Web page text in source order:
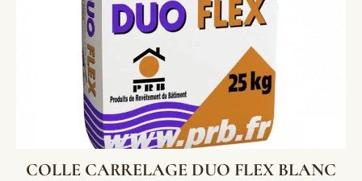
COLLE CARRELAGE DUO FLEX BLANC